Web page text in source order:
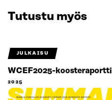
Tutustu myös
JULKAISU
WCEF2025-koosteraportti
2025